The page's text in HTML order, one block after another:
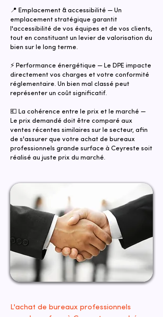
📍 Emplacement & accessibilité — Un
emplacement stratégique garantit
l'accessibilité de vos équipes et de vos clients,
tout en constituant un levier de valorisation du
bien sur le long terme.
⚡ Performance énergétique — Le DPE impacte
directement vos charges et votre conformité
réglementaire. Un bien mal classé peut
représenter un coût significatif.
💶 La cohérence entre le prix et le marché —
Le prix demandé doit être comparé aux
ventes récentes similaires sur le secteur, afin
de s'assurer que votre achat de bureaux
professionnels grande surface à Ceyreste soit
réalisé au juste prix du marché.
L'achat de bureaux professionnels